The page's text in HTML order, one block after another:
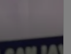
दिव्यांग बच्चों
का शत-
के छह सदस्यों